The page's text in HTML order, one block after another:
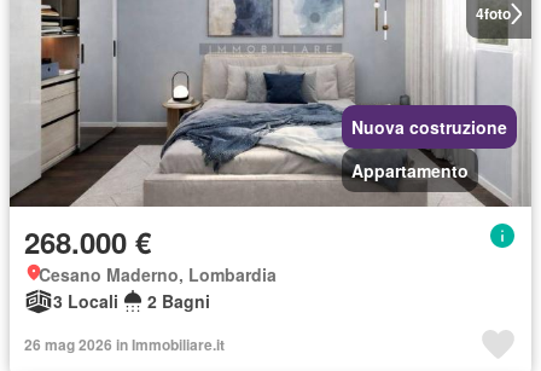
4foto
Nuova costruzione
Appartamento
268.000 €
Cesano Maderno, Lombardia
3 Locali
2 Bagni
26 mag 2026 in Immobiliare.it